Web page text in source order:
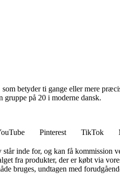
betyder ti gange eller mere
gruppe på 20 i moderne dansk.
Pinterest TikTok
inde for, og kan få kommission
fra produkter, der er købt via
bruges, undtagen med